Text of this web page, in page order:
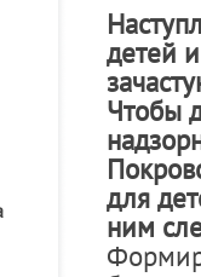
детей
Чтобы
для
ним